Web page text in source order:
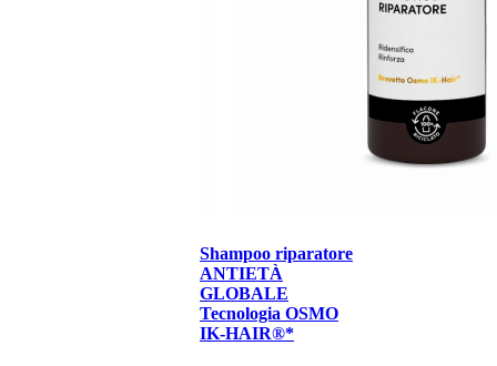
Shampoo riparatore
ANTIETÀ
GLOBALE
Tecnologia OSMO
IK-HAIR®*